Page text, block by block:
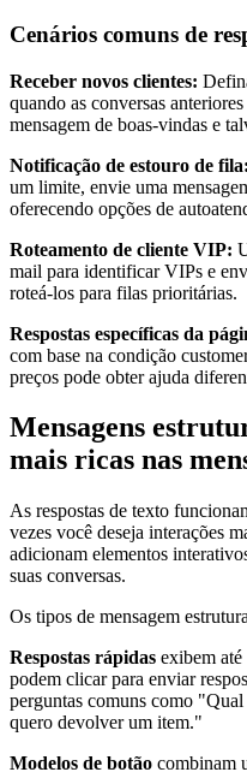
Cenários comuns de
Receber novos clientes:
quando as conversas
mensagem de boas-vindas e
Notificação de estouro de fila:
um limite, envie uma
oferecendo opções de
Roteamento de cliente VIP:
mail para identificar VIPs e
roteá-los para filas prioritárias.
Respostas específicas da
com base na condição
preços pode obter ajuda
Mensagens
mais ricas nas
As respostas de texto
vezes você deseja interações
adicionam elementos
suas conversas.
Os tipos de mensagem
Respostas rápidas exibem até
podem clicar para enviar
perguntas comuns como
quero devolver um item."
Modelos de botão combinam